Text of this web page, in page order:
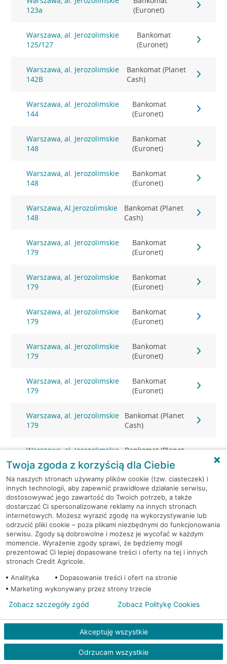
123a
(Euronet)
Warszawa, al. Jerozolimskie
125/127
Bankomat
(Euronet)
Warszawa, al. Jerozolimskie
142B
Bankomat (Planet
Cash)
Warszawa, al. Jerozolimskie
144
Bankomat
(Euronet)
Warszawa, al. Jerozolimskie
148
Bankomat
(Euronet)
Warszawa, al. Jerozolimskie
148
Bankomat
(Euronet)
Warszawa, Al.Jerozolimskie
148
Bankomat (Planet
Cash)
Warszawa, al. Jerozolimskie
179
Bankomat
(Euronet)
Warszawa, al. Jerozolimskie
179
Bankomat
(Euronet)
Warszawa, al. Jerozolimskie
179
Bankomat
(Euronet)
Warszawa, al. Jerozolimskie
179
Bankomat
(Euronet)
Warszawa, al. Jerozolimskie
179
Bankomat
(Euronet)
Warszawa, al. Jerozolimskie
179
Bankomat (Planet
Cash)
Warszawa, al. Jerozolimskie
179
Bankomat (Planet
Cash)
Warszawa, Al.Jerozolimskie
184
Bankomat (Planet
Cash)
Warszawa, al. Jerozolimskie
202
Bankomat
(Euronet)
Warszawa, al.
Jerozolimskie 27
Bankomat w placówce
Warszawa, al.
Bankomat w placówce
Warszawa, al. Jerozolimskie
Bankomat
(Euronet)
Warszawa, al. Jerozolimskie
Bankomat
Twoja zgoda z korzyścią dla Ciebie
Na naszych stronach używamy plików cookie (tzw. ciasteczek) i
innych technologii, aby zapewnić prawidłowe działanie serwisu,
dostosowywać jego zawartość do Twoich potrzeb, a także
dostarczać Ci spersonalizowane reklamy na innych stronach
internetowych. Możesz wyrazić zgodę na wykorzystywanie lub
odrzucić pliki cookie – poza plikami niezbędnymi do funkcjonowania
serwisu. Zgody są dobrowolne i możesz je wycofać w każdym
momencie. Wyrażenie zgody sprawi, że będziemy mogli
prezentować Ci lepiej dopasowane treści i oferty na tej i innych
stronach Credit Agricole.
Analityka
Dopasowanie treści i ofert na stronie
Marketing wykonywany przez strony trzecie
Akceptuję wszystkie
Odrzucam wszystkie
Zobacz szczegóły zgód Zobacz Politykę Cookies